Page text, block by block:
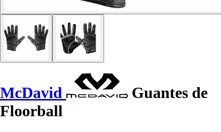
McDavid
Guantes de
Floorball